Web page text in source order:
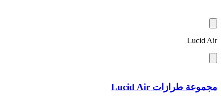
Lucid Air
مجموعة طرازات Lucid Air